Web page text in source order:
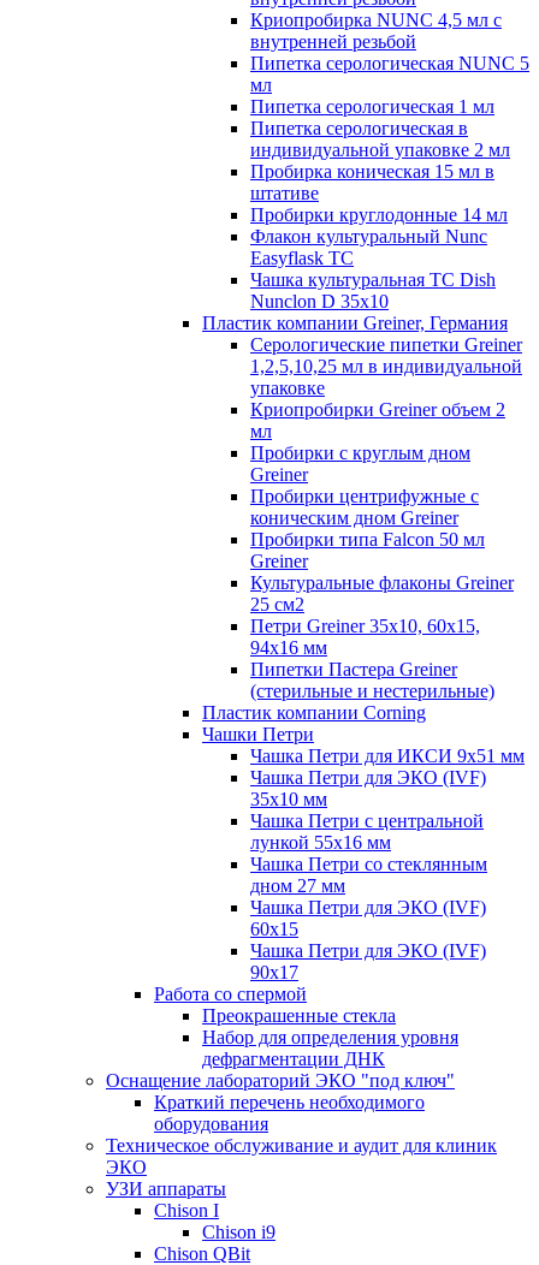
Криопробирка NUNC 4,5 мл с
внутренней резьбой
Пипетка серологическая NUNC 5
мл
Пипетка серологическая 1 мл
Пипетка серологическая в
индивидуальной упаковке 2 мл
Пробирка коническая 15 мл в
штативе
Пробирки круглодонные 14 мл
Флакон культуральный Nunc
Easyflask TC
Чашка культуральная TC Dish
Nunclon D 35x10
Пластик компании Greiner, Германия
Серологические пипетки Greiner
1,2,5,10,25 мл в индивидуальной
упаковке
Криопробирки Greiner объем 2
мл
Пробирки с круглым дном
Greiner
Пробирки центрифужные с
коническим дном Greiner
Пробирки типа Falcon 50 мл
Greiner
Культуральные флаконы Greiner
25 см2
Петри Greiner 35х10, 60х15,
94х16 мм
Пипетки Пастера Greiner
(стерильные и нестерильные)
Пластик компании Corning
Чашки Петри
Чашка Петри для ИКСИ 9x51 мм
Чашка Петри для ЭКО (IVF)
35x10 мм
Чашка Петри с центральной
лункой 55x16 мм
Чашка Петри со стеклянным
дном 27 мм
Чашка Петри для ЭКО (IVF)
60х15
Чашка Петри для ЭКО (IVF)
90х17
Работа со спермой
Преокрашенные стекла
Набор для определения уровня
дефрагментации ДНК
Оснащение лабораторий ЭКО "под ключ"
Краткий перечень необходимого
оборудования
Техническое обслуживание и аудит для клиник
ЭКО
УЗИ аппараты
Chison I
Chison i9
Chison QBit